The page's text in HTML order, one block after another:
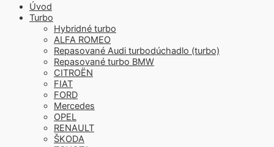
Úvod
Turbo
Hybridné turbo
ALFA ROMEO
Repasované Audi turbodúchadlo (turbo)
Repasované turbo BMW
CITROËN
FIAT
FORD
Mercedes
OPEL
RENAULT
ŠKODA